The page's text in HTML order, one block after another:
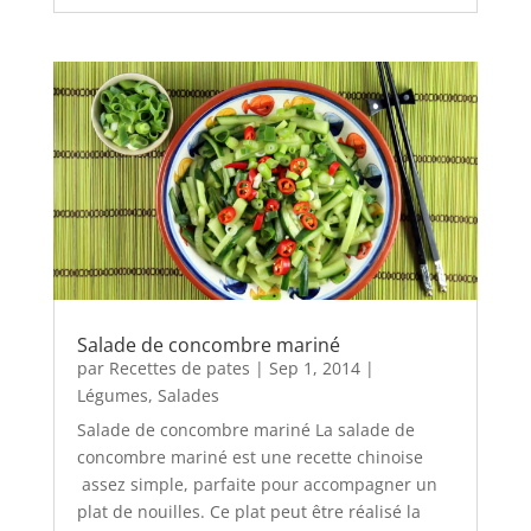
Salade de concombre mariné
par Recettes de pates | Sep 1, 2014|
Légumes, Salades
Salade de concombre mariné La salade de
concombre mariné est une recette chinoise
assez simple, parfaite pour accompagner un
plat de nouilles. Ce plat peut être réalisé la